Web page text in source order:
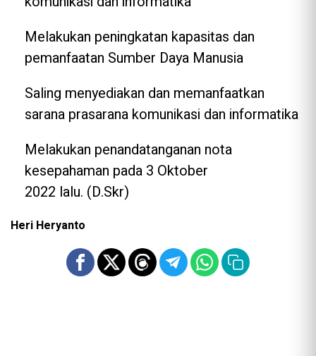
Melakukan peningkatan kapasitas dan
pemanfaatan Sumber Daya Manusia
Saling menyediakan dan memanfaatkan
sarana prasarana komunikasi dan informatika
Melakukan penandatanganan nota
kesepahaman pada 3 Oktober
2022 lalu. (D.Skr)
Heri Heryanto